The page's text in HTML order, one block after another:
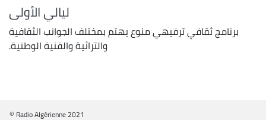
ليالي الأولى
برنامج ثقافي ترفيهي منوع يهتم بمختلف الجوانب الثقافية
والتراثية والفنية الوطنية.
© Radio Algérienne 2021